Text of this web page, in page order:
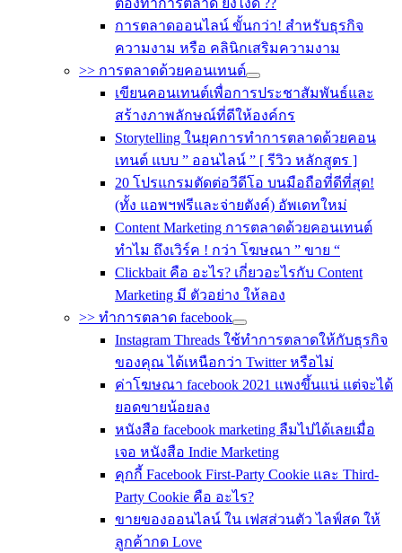
ต้องทำการตลาด ยังไงดี ??
การตลาดออนไลน์ ขั้นกว่า! สำหรับธุรกิจ
ความงาม หรือ คลินิกเสริมความงาม
>> การตลาดด้วยคอนเทนต์
เขียนคอนเทนต์เพื่อการประชาสัมพันธ์และ
สร้างภาพลักษณ์ที่ดีให้องค์กร
Storytelling ในยุคการทำการตลาดด้วยคอน
เทนต์ แบบ ” ออนไลน์ ” [ รีวิว หลักสูตร ]
20 โปรแกรมตัดต่อวีดีโอ บนมือถือที่ดีที่สุด!
(ทั้ง แอพฯฟรีและจ่ายตังค์) อัพเดทใหม่
Content Marketing การตลาดด้วยคอนเทนต์
ทำไม ถึงเวิร์ค ! กว่า โฆษณา ” ขาย “
Clickbait คือ อะไร? เกี่ยวอะไรกับ Content
Marketing มี ตัวอย่าง ให้ลอง
>> ทำการตลาด facebook
Instagram Threads ใช้ทำการตลาดให้กับธุรกิจ
ของคุณ ได้เหนือกว่า Twitter หรือไม่
ค่าโฆษณา facebook 2021 แพงขึ้นแน่ แต่จะได้
ยอดขายน้อยลง
หนังสือ facebook marketing ลืมไปได้เลยเมื่อ
เจอ หนังสือ Indie Marketing
คุกกี้ Facebook First-Party Cookie และ Third-
Party Cookie คือ อะไร?
ขายของออนไลน์ ใน เฟสส่วนตัว ไลฟ์สด ให้
ลูกค้ากด Love